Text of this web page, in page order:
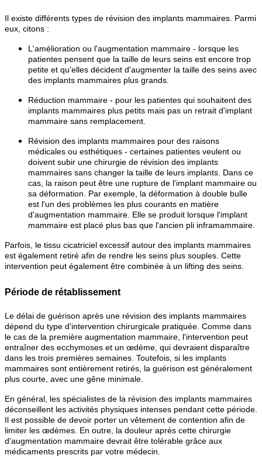
Il existe différents types de révision des implants mammaires. Parmi
eux, citons :
L'amélioration ou l'augmentation mammaire - lorsque les
patientes pensent que la taille de leurs seins est encore trop
petite et qu'elles décident d'augmenter la taille des seins avec
des implants mammaires plus grands.
Réduction mammaire - pour les patientes qui souhaitent des
implants mammaires plus petits mais pas un retrait d'implant
mammaire sans remplacement.
Révision des implants mammaires pour des raisons
médicales ou esthétiques - certaines patientes veulent ou
doivent subir une chirurgie de révision des implants
mammaires sans changer la taille de leurs implants. Dans ce
cas, la raison peut être une rupture de l'implant mammaire ou
sa déformation. Par exemple, la déformation à double bulle
est l'un des problèmes les plus courants en matière
d'augmentation mammaire. Elle se produit lorsque l'implant
mammaire est placé plus bas que l'ancien pli inframammaire.
Parfois, le tissu cicatriciel excessif autour des implants mammaires
est également retiré afin de rendre les seins plus souples. Cette
intervention peut également être combinée à un lifting des seins.
Période de rétablissement
Le délai de guérison après une révision des implants mammaires
dépend du type d'intervention chirurgicale pratiquée. Comme dans
le cas de la première augmentation mammaire, l'intervention peut
entraîner des ecchymoses et un œdème, qui devraient disparaître
dans les trois premières semaines. Toutefois, si les implants
mammaires sont entièrement retirés, la guérison est généralement
plus courte, avec une gêne minimale.
En général, les spécialistes de la révision des implants mammaires
déconseillent les activités physiques intenses pendant cette période.
Il est possible de devoir porter un vêtement de contention afin de
limiter les œdèmes. En outre, la douleur après cette chirurgie
d'augmentation mammaire devrait être tolérable grâce aux
médicaments prescrits par votre médecin.